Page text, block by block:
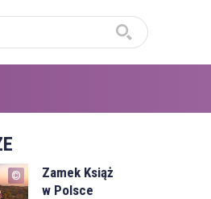
Zamek Książ
w Polsce